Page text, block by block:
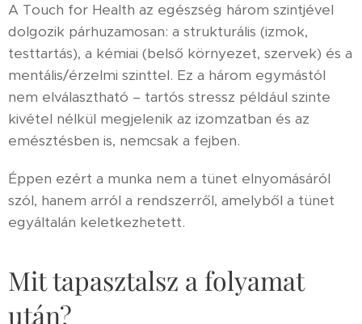
A Touch for Health az egészség három szintjével
dolgozik párhuzamosan: a strukturális (izmok,
testtartás), a kémiai (belső környezet, szervek) és a
mentális/érzelmi szinttel. Ez a három egymástól
nem elválasztható – tartós stressz például szinte
kivétel nélkül megjelenik az izomzatban és az
emésztésben is, nemcsak a fejben.
Éppen ezért a munka nem a tünet elnyomásáról
szól, hanem arról a rendszerről, amelyből a tünet
egyáltalán keletkezhetett.
Mit tapasztalsz a folyamat
után?